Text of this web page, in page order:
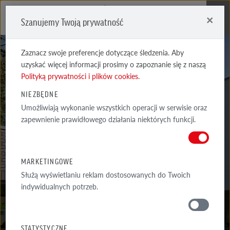
SHEFFIELD
Szanujemy Twoją prywatność ×
Zaznacz swoje preferencje dotyczące śledzenia. Aby
uzyskać więcej informacji prosimy o zapoznanie się z naszą
Polityką prywatności i plików cookies.
NIEZBĘDNE
Umożliwiają wykonanie wszystkich operacji w serwisie oraz
zapewnienie prawidłowego działania niektórych funkcji.
MARKETINGOWE
Służą wyświetlaniu reklam dostosowanych do Twoich
indywidualnych potrzeb.
STATYSTYCZNE